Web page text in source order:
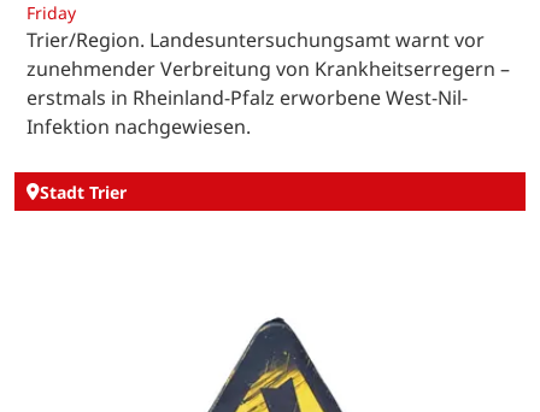
Friday
Trier/Region. Landesuntersuchungsamt warnt vor
zunehmender Verbreitung von Krankheitserregern –
erstmals in Rheinland-Pfalz erworbene West-Nil-
Infektion nachgewiesen.
Stadt Trier